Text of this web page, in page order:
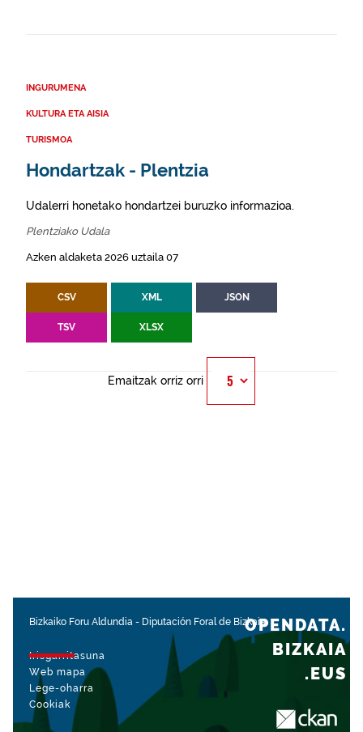
INGURUMENA
KULTURA ETA AISIA
TURISMOA
Hondartzak - Plentzia
Udalerri honetako hondartzei buruzko informazioa.
Plentziako Udala
Azken aldaketa 2026 uztaila 07
CSV XML JSON
TSV XLSX
Emaitzak orriz orri
Bizkaiko Foru Aldundia - Diputación Foral de Bizkaia
Irisgarritasuna
Web mapa
Lege-oharra
Cookiak
OPENDATA.
BIZKAIA
.EUS